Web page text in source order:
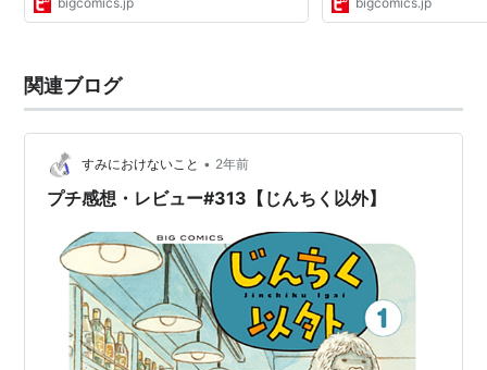
関連ブログ
すみにおけないこと • 2年前
プチ感想・レビュー#313【じんちく以外】